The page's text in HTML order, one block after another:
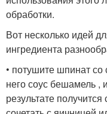
обработки.
Вот несколько идей
ингредиента
• потушите шпинат со
него соус бешамель ,
результате